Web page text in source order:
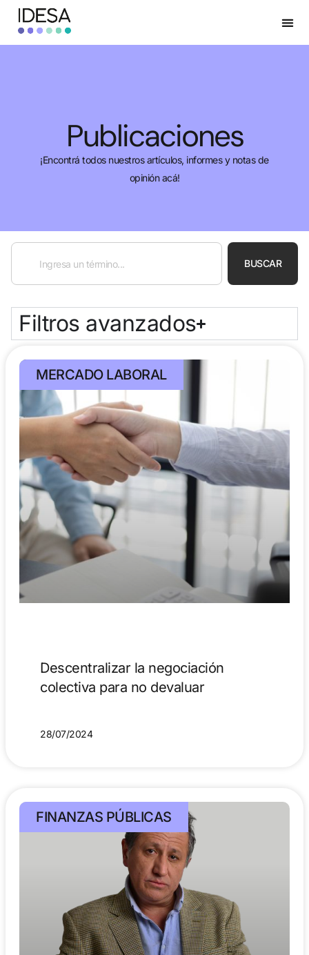
Publicaciones
¡Encontrá todos nuestros artículos, informes y notas de
opinión acá!
BUSCAR
Filtros avanzados
MERCADO LABORAL
Descentralizar la negociación
colectiva para no devaluar
28/07/2024
FINANZAS PÚBLICAS